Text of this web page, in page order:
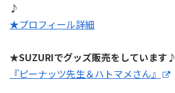
♪
★プロフィール詳細
★SUZURIでグッズ販売をしています♪
『ピーナッツ先生＆ハトマメさん』